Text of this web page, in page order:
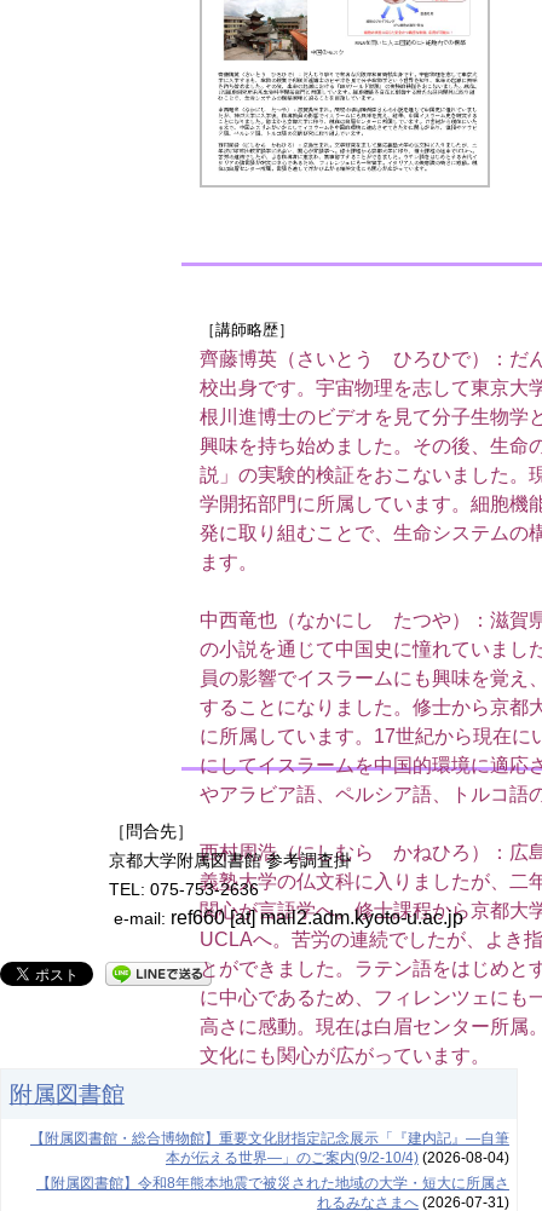
［講師略歴］
齊藤博英 （さいとう ひろひで）： だ
校出身です。宇宙物理を志して東京大
根川進博士のビデオを見て分子生物学
興味を持ち始めました。その後、生命
説」の実験的検証をおこないました。
学開拓部門に所属しています。細胞機
発に取り組むことで、生命システムの
ます。
中西竜也 （なかにし たつや）： 滋賀
の小説を通じて中国史に憧れていまし
員の影響でイスラームにも興味を覚え
することになりました。修士から京都
に所属しています。 17世紀から現在に
にしてイスラームを中国的環境に適応
やアラビア語、ペルシア語、トルコ語
西村周浩（にしむら かねひろ）： 広
義塾大学の仏文科に入りましたが、二
関心が言語学へ。修士課程から京都大
UCLAへ。苦労の連続でしたが、よき
とができました。ラテン語をはじめと
に中心であるため、フィレンツェにも
高さに感動。現在は白眉センター所属
文化にも関心が広がっています。
［問合先］
京都大学附属図書館 参考調査掛
TEL: 075-753-2636
e-mail: ref660 [at] mail2.adm.kyoto-u.ac.jp
附属図書館
【附属図書館・総合博物館】重要文化財指定記念展示「『建内記』―自筆
本が伝える世界―」のご案内(9/2-10/4)(2026-08-04)
【附属図書館】令和8年熊本地震で被災された地域の大学・短大に所属さ
れるみなさまへ(2026-07-31)